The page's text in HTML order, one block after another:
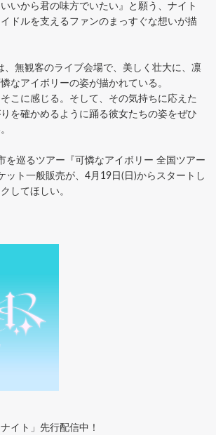
いから君の味方でいたい』と願う、ナイト
イドルを支えるファンのまっすぐな想いが描
無観客のライブ会場で、美しく壮大に、凛
なアイボリーの姿が描かれている。
こに感じる。そして、その気持ちに応えた
を確かめるように踊る彼女たちの姿をぜひ
巡るツアー『可憐なアイボリー 全国ツアー
ット一般販売が、4月19日(日)からスタートし
してほしい。
イト」先行配信中！